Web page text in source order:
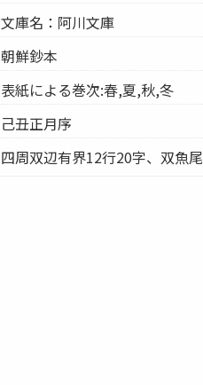
文庫名：阿川文庫
朝鮮鈔本
表紙による巻次:春,夏,秋,冬
己丑正月序
四周双辺有界12行20字、双魚尾